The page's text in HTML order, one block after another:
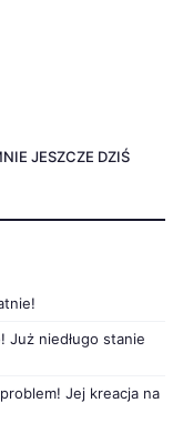
JESZCZE DZIŚ
Już niedługo stanie
Jej kreacja na